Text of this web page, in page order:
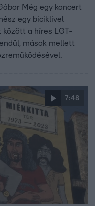
Még egy koncert
egy biciklivel
között a híres LGT-
mások mellett
7:48